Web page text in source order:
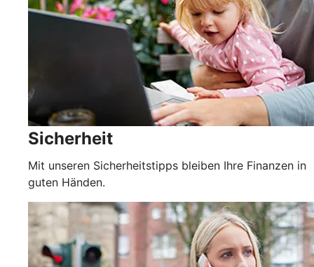
Sicherheit
Mit unseren Sicherheitstipps bleiben Ihre Finanzen in
guten Händen.